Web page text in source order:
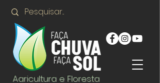
Agricultura e Floresta